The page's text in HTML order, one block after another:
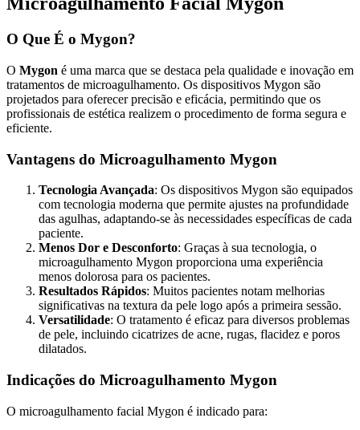
O Que É o Mygon?
O Mygon é uma marca que se destaca pela qualidade e inovação em
tratamentos de microagulhamento. Os dispositivos Mygon são
projetados para oferecer precisão e eficácia, permitindo que os
profissionais de estética realizem o procedimento de forma segura e
eficiente.
Vantagens do Microagulhamento Mygon
Tecnologia Avançada: Os dispositivos Mygon são equipados
com tecnologia moderna que permite ajustes na profundidade
das agulhas, adaptando-se às necessidades específicas de cada
paciente.
Menos Dor e Desconforto: Graças à sua tecnologia, o
microagulhamento Mygon proporciona uma experiência
menos dolorosa para os pacientes.
Resultados Rápidos: Muitos pacientes notam melhorias
significativas na textura da pele logo após a primeira sessão.
Versatilidade: O tratamento é eficaz para diversos problemas
de pele, incluindo cicatrizes de acne, rugas, flacidez e poros
dilatados.
Indicações do Microagulhamento Mygon
O microagulhamento facial Mygon é indicado para: